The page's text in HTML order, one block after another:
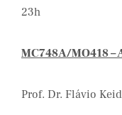
23h
MC748A/MO418
Prof. Dr. Flávio